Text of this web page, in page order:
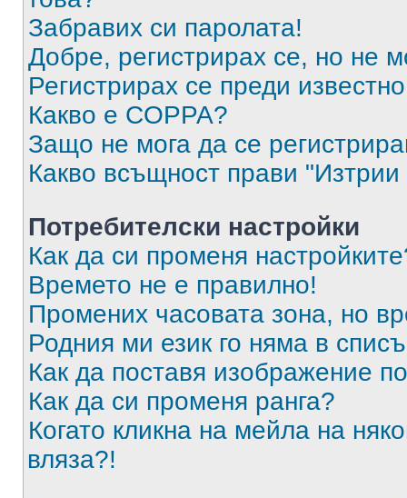
Забравих си паролата!
Добре, регистрирах се, но не
Регистрирах се преди
Какво е COPPA?
Защо не мога да се
Какво всъщност прави "Изтрии
Потребителски настройки
Как да си променя
Времето не е правилно!
Промених часовата зона, но
Родния ми език го няма в
Как да поставя изображение
Как да си променя ранга?
Когато кликна на мейла на
вляза?!